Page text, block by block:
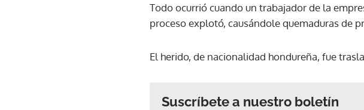
Todo ocurrió cuando un trabajador de la
proceso explotó, causándole quemaduras de
El herido, de nacionalidad hondureña, fue
Suscríbete a nuestro boletín